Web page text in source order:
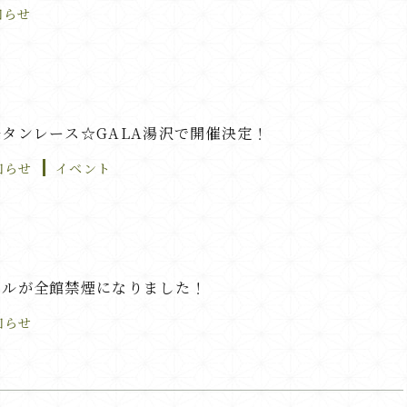
せ
ンレース☆GALA湯沢で開催決定！
せ イベント
が全館禁煙になりました！
せ